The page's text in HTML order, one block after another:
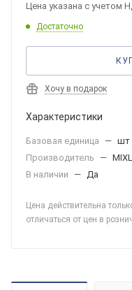
Цена указана с учетом
Достаточно
Хочу в подарок
Характеристики
Базовая единица — шт
Производитель
—
В наличии
— Да
Цена действительна
отличаться от цен в